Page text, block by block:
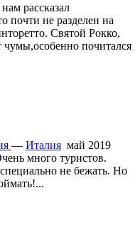
рассказал
почти не разделен на
Святой Рокко,
почитался
— Италия май 2019
много туристов.
не бежать. Но